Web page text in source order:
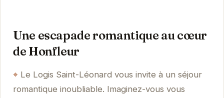
Une escapade romantique au cœur
de Honfleur
Le Logis Saint-Léonard vous invite à un séjour
romantique inoubliable. Imaginez-vous vous